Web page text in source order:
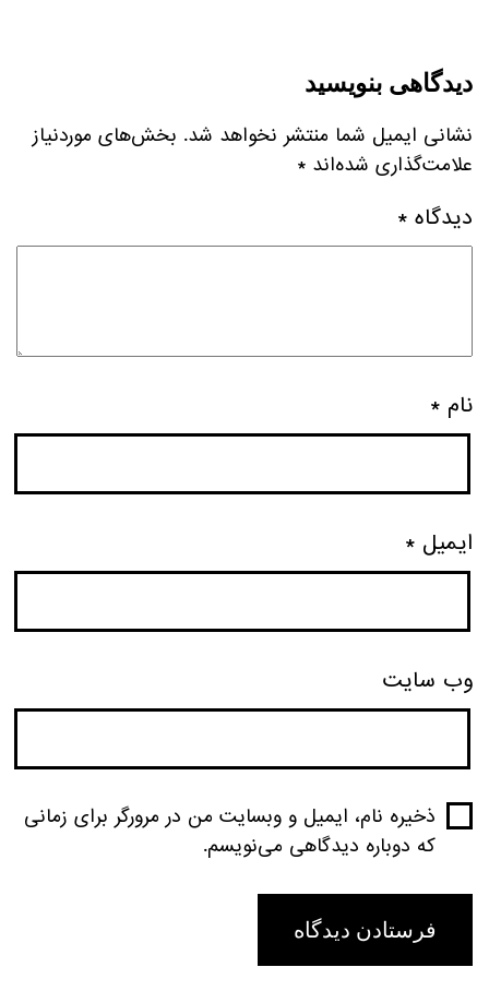
دیدگاهی بنویسید
نشانی ایمیل شما منتشر نخواهد شد. بخش‌های موردنیاز
علامت‌گذاری شده‌اند *
دیدگاه *
نام *
ایمیل *
وب‌ سایت
ذخیره نام، ایمیل و وبسایت من در مرورگر برای زمانی
که دوباره دیدگاهی می‌نویسم.